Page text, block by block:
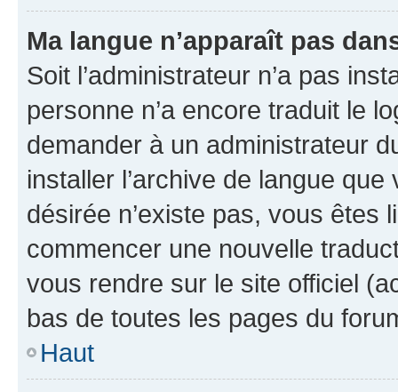
Ma langue n’apparaît pas
Soit l’administrateur n’a pas
personne n’a encore traduit le
demander à un administrateur
installer l’archive de langue
désirée n’existe pas, vous êtes
commencer une nouvelle
vous rendre sur le site officiel
bas de toutes les pages du
Haut